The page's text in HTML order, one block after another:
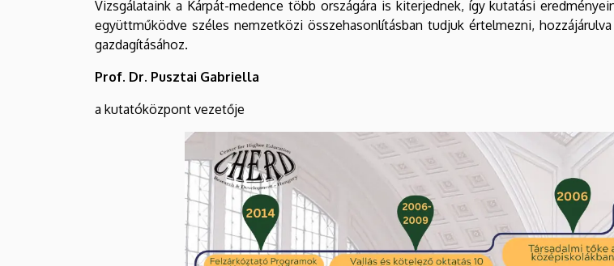
Vizsgálataink a Kárpát-medence több országára is kiterjednek, így kutatási
együttműködve széles nemzetközi összehasonlításban tudjuk értelmezni,
gazdagításához.
Prof. Dr. Pusztai Gabriella
a kutatóközpont vezetője